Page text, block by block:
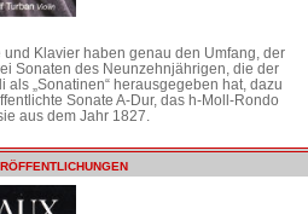
Klavier haben genau den Umfang, der
Sonaten des Neunzehnjährigen, die der
„Sonatinen“ herausgegeben hat, dazu
Sonate A-Dur, das h-Moll-Rondo
aus dem Jahr 1827.